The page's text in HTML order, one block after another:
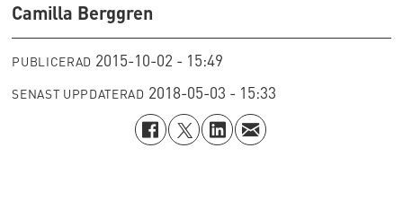
Camilla Berggren
PUBLICERAD 2015-10-02 - 15:49
SENAST UPPDATERAD 2018-05-03 - 15:33